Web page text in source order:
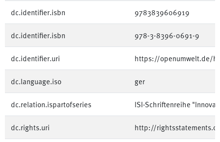
dc.identifier.isbn 9783839606919
dc.identifier.isbn 978-3-8396-0691-9
dc.identifier.uri https://openumwelt.de/
dc.language.iso ger
dc.relation.ispartofseries ISI-Schriftenreihe
dc.rights.uri http://